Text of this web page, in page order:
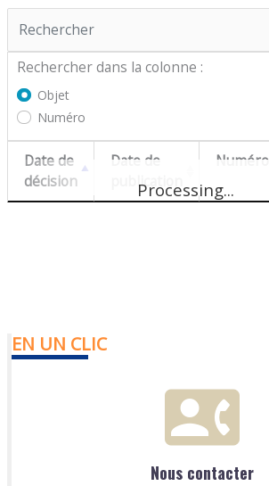
Rechercher dans la colonne :
Objet
Numéro
Processing...
Date de
décision
Date de
publication
Numéro
EN UN CLIC
Nous contacter